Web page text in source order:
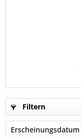
Filtern